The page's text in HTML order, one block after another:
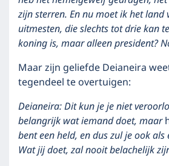
zijn sterren. En nu moet ik het land
uitmesten, die slechts tot drie kan
koning is, maar alleen president?
Maar zijn geliefde Deianeira
tegendeel te overtuigen:
Deianeira: Dit kun je je niet
belangrijk wat iemand doet, maar
bent een held, en dus zul je ook
Wat jij doet, zal nooit belachelijk